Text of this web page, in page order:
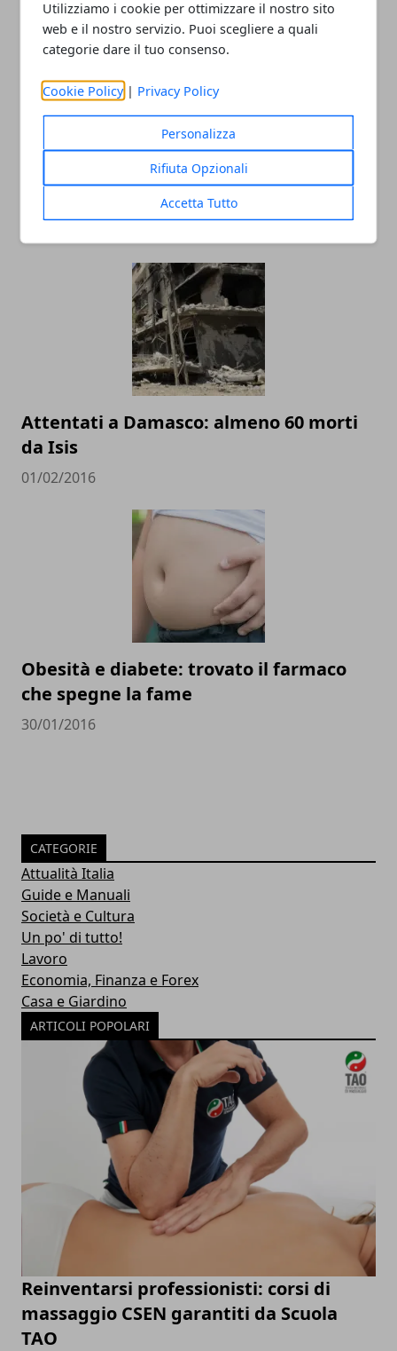
Utilizziamo i cookie per ottimizzare il nostro sito
web e il nostro servizio. Puoi scegliere a quali
categorie dare il tuo consenso.
Cookie Policy | Privacy Policy
Personalizza
Rifiuta Opzionali
Accetta Tutto
Importante accordo tra USA e Russia
per il cessate il fuoco in Siria
Attentati a Damasco: almeno 60 morti
da Isis
01/02/2016
Obesità e diabete: trovato il farmaco
che spegne la fame
30/01/2016
CATEGORIE
Attualità Italia
Guide e Manuali
Società e Cultura
Un po' di tutto!
Lavoro
Economia, Finanza e Forex
Casa e Giardino
ARTICOLI POPOLARI
Reinventarsi professionisti: corsi di
massaggio CSEN garantiti da Scuola
TAO